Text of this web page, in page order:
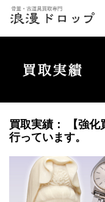
買取実績： 【強化
行っています。